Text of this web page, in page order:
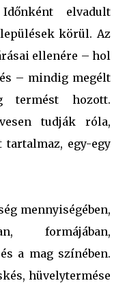
elvadult
körül. Az
ellenére – hol
– mindig megélt
termést hozott.
tudják róla,
tartalmaz, egy-egy
mennyiségében,
formájában,
a mag színében.
hüvelytermése